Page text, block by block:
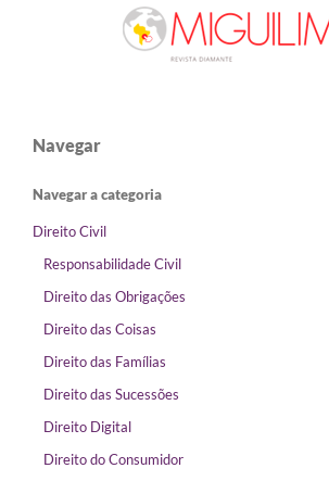
Navegar
Navegar a categoria
Direito Civil
Responsabilidade Civil
Direito das Obrigações
Direito das Coisas
Direito das Famílias
Direito das Sucessões
Direito Digital
Direito do Consumidor